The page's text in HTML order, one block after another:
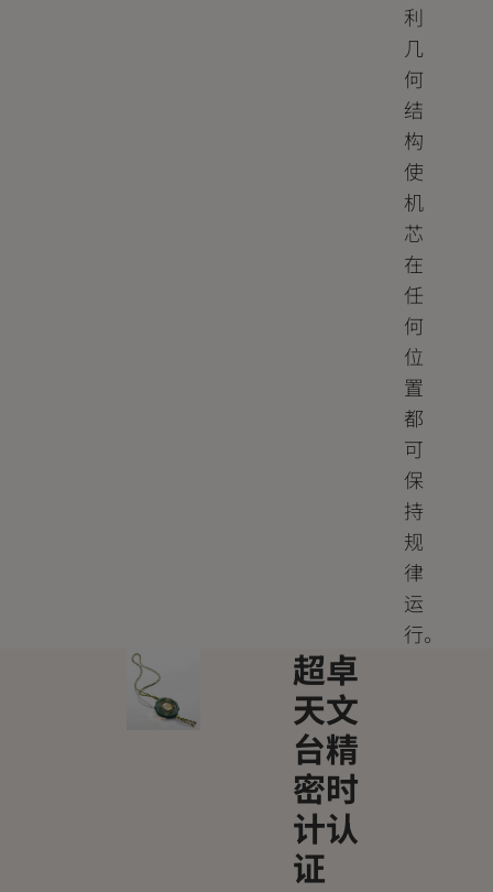
利
几
何
结
构
使
机
芯
在
任
何
位
置
都
可
保
持
规
律
运
行。
超卓
天文
台精
密时
计认
证